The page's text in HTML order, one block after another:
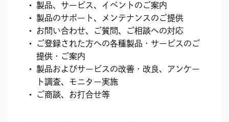
製品、サービス、イベントのご案内
製品のサポート、メンテナンスのご提供
お問い合わせ、ご質問、ご相談への対応
ご登録された方への各種製品・サービスのご
提供・ご案内
製品およびサービスの改善・改良、アンケー
ト調査、モニター実施
ご商談、お打合せ等